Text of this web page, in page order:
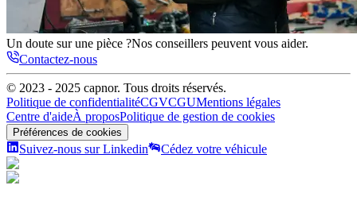
Un doute sur une pièce ?Nos conseillers peuvent vous aider.
Contactez-nous
© 2023 - 2025 capnor. Tous droits réservés.
Politique de confidentialitéCGVCGUMentions légales
Centre d'aideÀ proposPolitique de gestion de cookies
Préférences de cookies
Suivez-nous sur Linkedin Cédez votre véhicule